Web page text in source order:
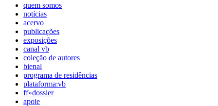
quem somos
notícias
acervo
publicações
exposições
canal vb
coleção de autores
bienal
programa de residências
plataforma:vb
ff»dossier
apoie